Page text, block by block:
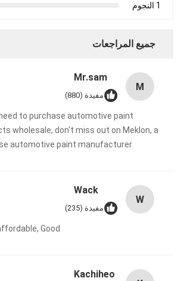
1 النجوم
جميع المراجعات
M
Mr.sam
مفيدة (880)
to purchase automotive paint
wholesale, don't miss out on Meklon, a
automotive paint manufacturer.
W
Wack
مفيدة (235)
Good.
Kachiheo